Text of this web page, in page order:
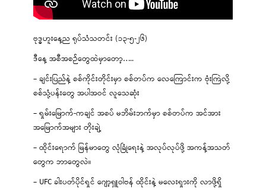
ဗုဒ္ဓဟူးနေ့ည ရုပ်သံသတင်း (၁၃-၅-၂၆)
ဒီနေ့ အစီအစဉ်တွေထဲမှာတော့…..
– ချင်းပြည်နဲ့ စစ်ကိုင်းတိုင်းမှာ စစ်တပ်က လေကြောင်းက ဗုံးကြဲလို့
စစ်သုံ့ပန်းတွေ အပါအဝင် လူသေဆုံး
– ရှမ်းမြောက်-ကချင် အစပ် မဘိမ်းဘက်မှာ စစ်တပ်က အင်အား
အမြောက်အများ တိုးချဲ့
– ထိုင်းရောက် မြန်မာတွေ လုံခြုံရေးနဲ့ အလုပ်လုပ်ဖို့ အကန့်အသတ်
တွေက ဘာတွေလဲ။
– UFC ခါးပတ်ပိုင်ရှင် ဂျော့ရှူဝါဗန် ထိုင်းနဲ့ မလေးရှားကို လာဖို့ရှိ